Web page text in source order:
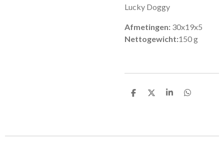
Lucky Doggy
Afmetingen: 30x19x5
Nettogewicht:150 g
D
D
S
D